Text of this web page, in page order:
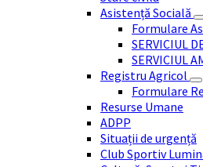
Asistență Socială
Formulare
SERVICIUL
SERVICIUL
Registru Agricol
Formulare
Resurse Umane
ADPP
Situații de urgență
Club Sportiv